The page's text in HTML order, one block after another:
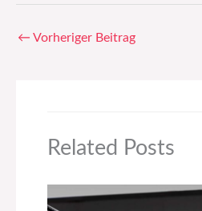
← Vorheriger Beitrag
Related Posts